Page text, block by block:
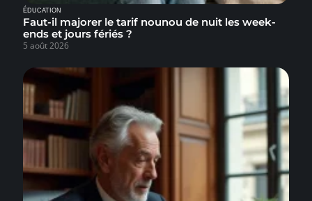
ÉDUCATION
Faut-il majorer le tarif nounou de nuit les week-
ends et jours fériés ?
5 août 2026